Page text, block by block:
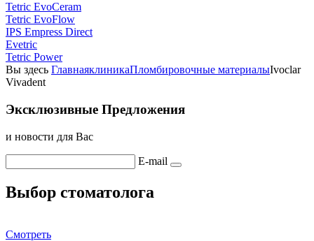
Tetric EvoCeram
Tetric EvoFlow
IPS Empress Direct
Evetric
Tetric Power
Вы здесь ГлавнаяклиникаПломбировочные материалыIvoclar
Vivadent
Эксклюзивные Предложения
и новости для Вас
E-mail
Выбор стоматолога
Смотреть